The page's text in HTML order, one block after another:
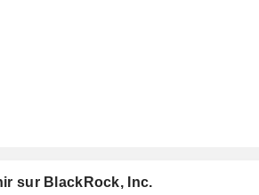
sur BlackRock, Inc.